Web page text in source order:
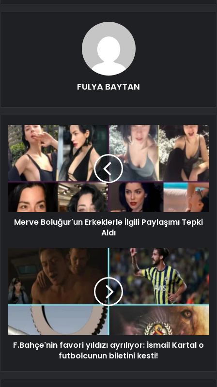
FULYA BAYTAN
Merve Boluğur'un Erkeklerle İlgili Paylaşımı Tepki
Aldı
F.Bahçe'nin favori yıldızı ayrılıyor: İsmail Kartal o
futbolcunun biletini kesti!